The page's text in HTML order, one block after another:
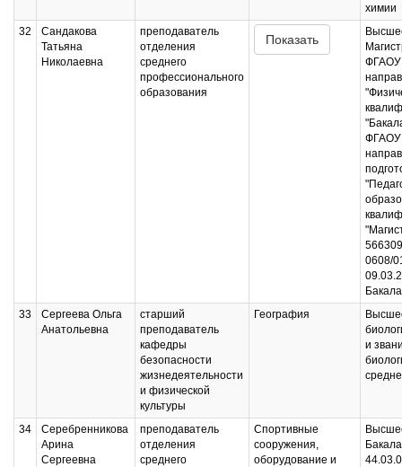
химии
32
Сандакова
Татьяна
Николаевна
преподаватель
отделения
среднего
профессионального
образования
Показать
ФГАОУ
0608/
33
Сергеева Ольга
Анатольевна
старший
преподаватель
кафедры
безопасности
жизнедеятельности
и физической
культуры
География
и
34
Серебренникова
Арина
Сергеевна
преподаватель
отделения
среднего
Спортивные
сооружения,
оборудование и